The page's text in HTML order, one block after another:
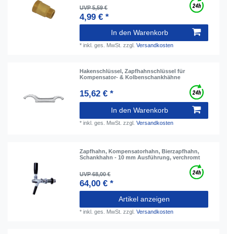
UVP 5,59 €
4,99 € *
In den Warenkorb
*inkl. ges. MwSt. zzgl.Versandkosten
Hakenschlüssel, Zapfhahnschlüssel für
Kompensator- & Kolbenschankhähne
15,62 € *
In den Warenkorb
*inkl. ges. MwSt. zzgl.Versandkosten
Zapfhahn, Kompensatorhahn, Bierzapfhahn,
Schankhahn - 10 mm Ausführung, verchromt
UVP 68,00 €
64,00 € *
Artikel anzeigen
*inkl. ges. MwSt. zzgl.Versandkosten